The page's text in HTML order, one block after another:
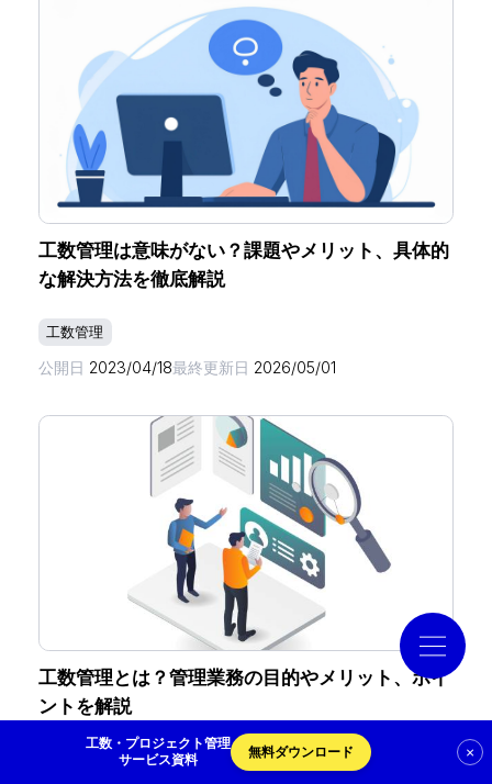
ホーム
機能一覧
料金
導入事例
お役立ち資料
クラウドログ PC管理
資料請求
工数管理は意味がない？課題やメリット、具体的
な解決方法を徹底解説
工数管理
公開日 2023/04/18最終更新日 2026/05/01
工数管理とは？管理業務の目的やメリット、ポイ
ントを解説
工数・プロジェクト管理
サービス資料
無料ダウンロード ×